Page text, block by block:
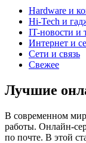
Hardware и
Hi-Tech и
IT-новости и
Интернет и
Сети и связь
Свежее
Лучшие
В современном
работы. Онлайн-
по почте. В этой